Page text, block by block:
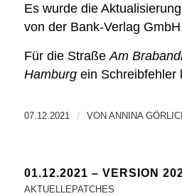
Es wurde die
von der Bank-Verlag
Für die Straße Am
Hamburgein Schreibfehler
07.12.2021 / VON ANNINA
01.12.2021 – VERSION
AKTUELLEPATCHES